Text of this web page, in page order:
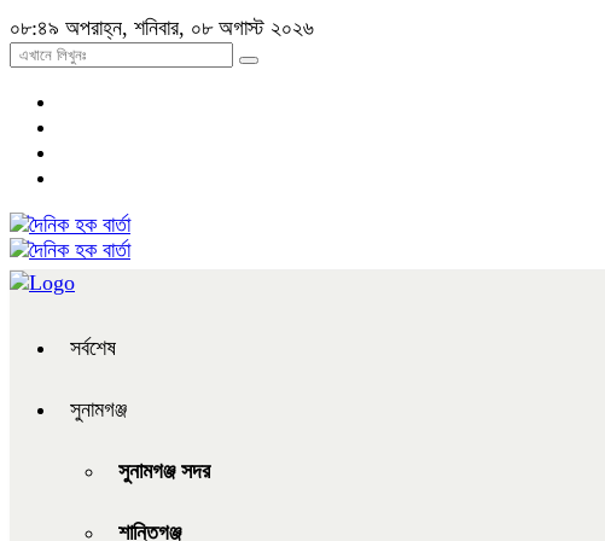
০৮:৪৯ অপরাহ্ন, শনিবার, ০৮ অগাস্ট ২০২৬
সর্বশেষ
সুনামগঞ্জ
সুনামগঞ্জ সদর
শান্তিগঞ্জ